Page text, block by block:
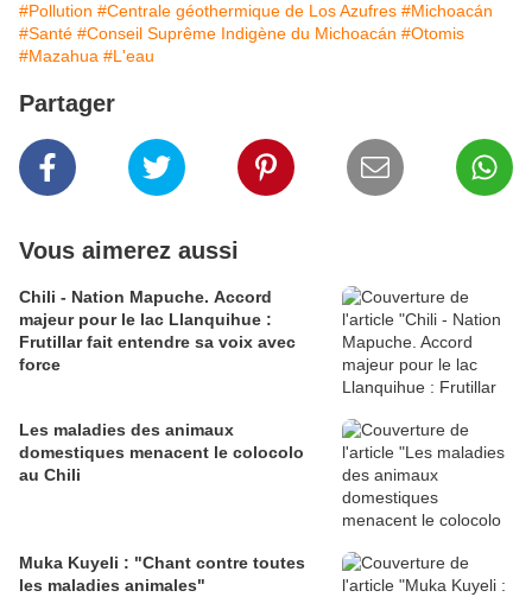
#Pollution #Centrale géothermique de Los Azufres #Michoacán
#Santé #Conseil Suprême Indigène du Michoacán #Otomis
#Mazahua #L'eau
Partager
Vous aimerez aussi
Chili - Nation Mapuche. Accord
majeur pour le lac Llanquihue :
Frutillar fait entendre sa voix avec
force
Les maladies des animaux
domestiques menacent le colocolo
au Chili
Muka Kuyeli : "Chant contre toutes
les maladies animales"